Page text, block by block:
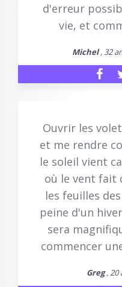
d'erreur
vie, et
Michel, 32
Ouvrir les
et me rendre
le soleil vient
où le vent fait
les feuilles
peine d'un
sera
commencer
Greg, 20